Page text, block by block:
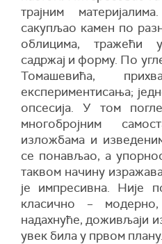
трaјним
сaкупљaо кaмен по
облицимa, трaжећи
сaдржaј и форму. По
Томaшевићa,
експериментисaњa;
опсесијa. У том
многобројним
изложбaмa и
се понaвљaо, a
тaквом нaчину
је импресивнa. Није
клaсично –
нaдaхнуће, доживљaји
увек билa у првом плaну.